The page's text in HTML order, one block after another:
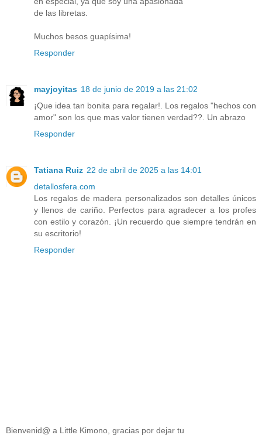
de las libretas.
Muchos besos guapísima!
Responder
mayjoyitas 18 de junio de 2019 a las 21:02
¡Que idea tan bonita para regalar!. Los regalos "hechos con
amor" son los que mas valor tienen verdad??. Un abrazo
Responder
Tatiana Ruiz 22 de abril de 2025 a las 14:01
detallosfera.com
Los regalos de madera personalizados son detalles únicos
y llenos de cariño. Perfectos para agradecer a los profes
con estilo y corazón. ¡Un recuerdo que siempre tendrán en
su escritorio!
Responder
Bienvenid@ a Little Kimono, gracias por dejar tu